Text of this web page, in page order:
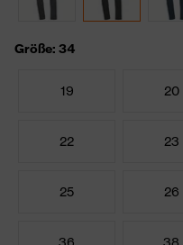
Größe: 34
19 20
22 23
25 26
36 38